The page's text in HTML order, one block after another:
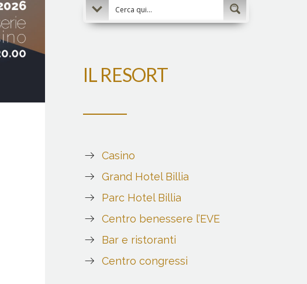
IL RESORT
Casino
Grand Hotel Billia
Parc Hotel Billia
Centro benessere l’EVE
Bar e ristoranti
Centro congressi